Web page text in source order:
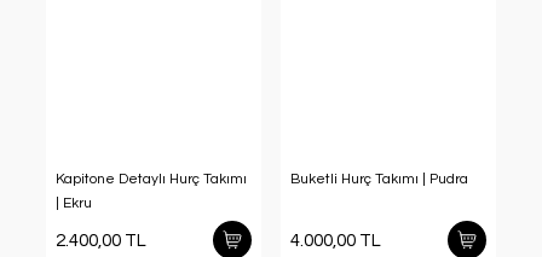
Kapitone Detaylı Hurç Takımı
| Ekru
2.400,00 TL
Buketli Hurç Takımı | Pudra
4.000,00 TL